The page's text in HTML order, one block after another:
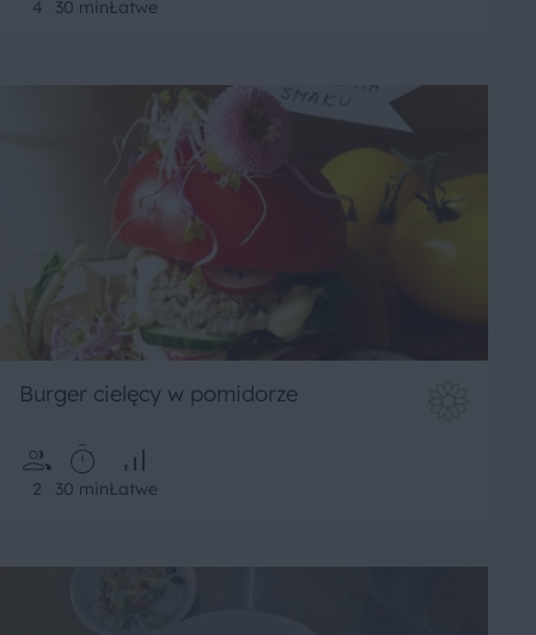
4 30 minŁatwe
Burger cielęcy w pomidorze
2 30 minŁatwe